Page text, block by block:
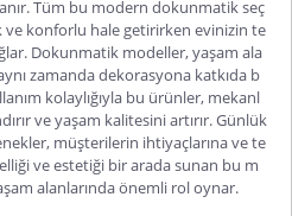
Tüm bu modern dokunmatik seç
ve konforlu hale getirirken evinizin te
Dokunmatik modeller, yaşam ala
zamanda dekorasyona katkıda b
kolaylığıyla bu ürünler, mekanl
ve yaşam kalitesini artırır. Günlük
müşterilerin ihtiyaçlarına ve te
ve estetiği bir arada sunan bu m
alanlarında önemli rol oynar.